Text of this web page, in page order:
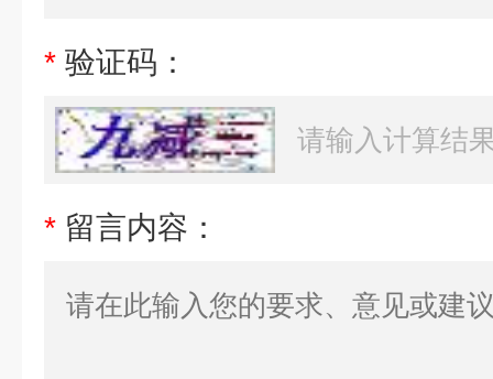
* 验证码：
* 留言内容：